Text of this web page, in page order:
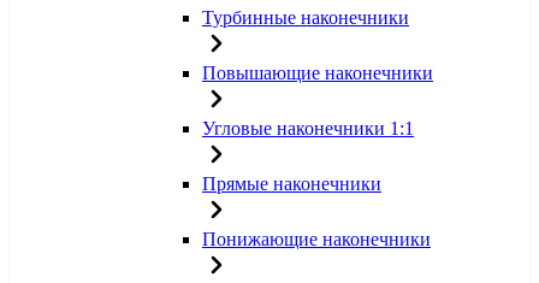
Турбинные наконечники
Повышающие наконечники
Угловые наконечники 1:1
Прямые наконечники
Понижающие наконечники